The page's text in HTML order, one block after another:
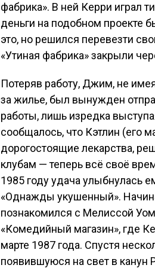
фабрика». В ней Керри играл
деньги на подобном проекте
это, но решился перевезти
«Утиная фабрика» закрыли
Потеряв работу, Джим, не
за жилье, был вынужден
работы, лишь изредка
сообщалось, что Кэтлин (его
дорогостоящие лекарства,
клубам — теперь всё своё
1985 году удача улыбнулась
«Однажды укушенный».
познакомился с Мелиссой
«Комедийный магазин», где
марте 1987 года. Спустя
появившуюся на свет в